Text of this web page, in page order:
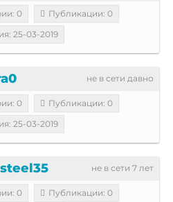
0
Публикации: 0
25-03-2019
не в сети давно
0
Публикации: 0
25-03-2019
не в сети 7 лет
0
Публикации: 0